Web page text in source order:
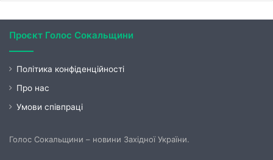
Проєкт Голос Сокальщини
Політика конфіденційності
Про нас
Умови співпраці
Голос Сокальщини – новини Західної України.